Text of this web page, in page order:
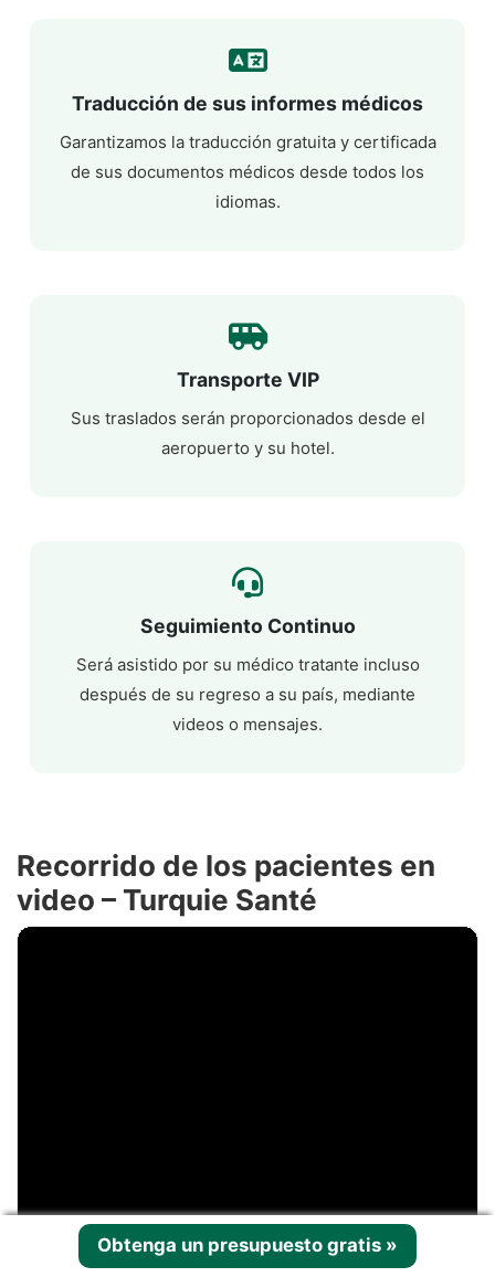
Traducción de sus informes médicos
Garantizamos la traducción gratuita y certificada
de sus documentos médicos desde todos los
idiomas.
Transporte VIP
Sus traslados serán proporcionados desde el
aeropuerto y su hotel.
Seguimiento Continuo
Será asistido por su médico tratante incluso
después de su regreso a su país, mediante
videos o mensajes.
Recorrido de los pacientes en
video – Turquie Santé
Obtenga un presupuesto gratis »